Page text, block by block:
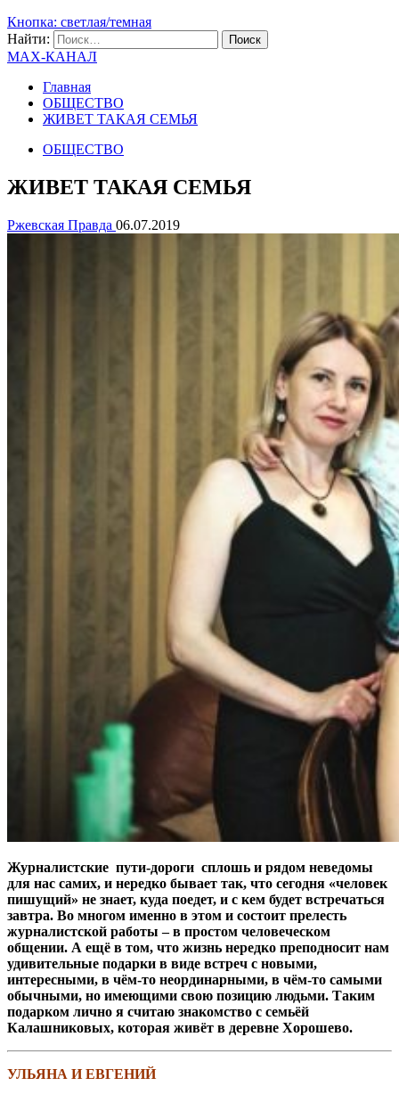
Кнопка: светлая/темная
Найти:
MAX-КАНАЛ
Главная
ОБЩЕСТВО
ЖИВЕТ ТАКАЯ СЕМЬЯ
ОБЩЕСТВО
ЖИВЕТ ТАКАЯ СЕМЬЯ
Ржевская Правда 06.07.2019
Журналистские пути-дороги сплошь и рядом неведомы
для нас самих, и нередко бывает так, что сегодня «человек
пишущий» не знает, куда поедет, и с кем будет встречаться
завтра. Во многом именно в этом и состоит прелесть
журналистской работы – в простом человеческом
общении. А ещё в том, что жизнь нередко преподносит нам
удивительные подарки в виде встреч с новыми,
интересными, в чём-то неординарными, в чём-то самыми
обычными, но имеющими свою позицию людьми. Таким
подарком лично я считаю знакомство с семьёй
Калашниковых, которая живёт в деревне Хорошево.
УЛЬЯНА И ЕВГЕНИЙ